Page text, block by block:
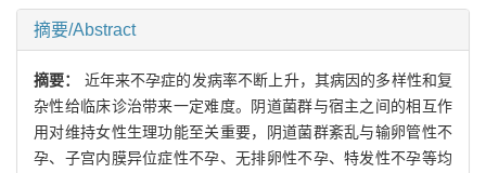
摘要/Abstract
摘要： 近年来不孕症的发病率不断上升，其病因的多样性和复
杂性给临床诊治带来一定难度。阴道菌群与宿主之间的相互作
用对维持女性生理功能至关重要，阴道菌群紊乱与输卵管性不
孕、子宫内膜异位症性不孕、无排卵性不孕、特发性不孕等均